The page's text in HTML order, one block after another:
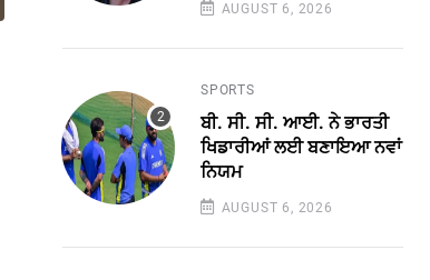
AUGUST 6, 2026
SPORTS
ਬੀ. ਸੀ. ਸੀ. ਆਈ. ਨੇ ਭਾਰਤੀ
ਖਿਡਾਰੀਆਂ ਲਈ ਬਣਾਇਆ ਨਵਾਂ
ਨਿਯਮ
AUGUST 6, 2026